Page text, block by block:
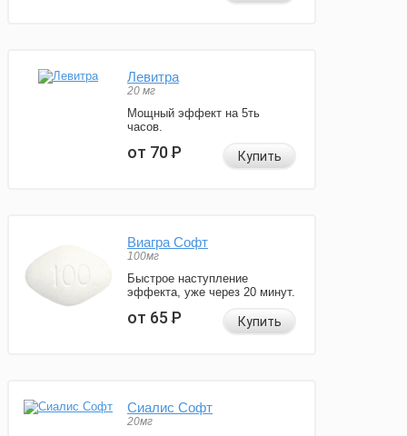
Левитра
20 мг
Мощный эффект на 5ть
часов.
от 70Р Купить
Виагра Софт
100мг
Быстрое наступление
эффекта, уже через 20 минут.
от 65Р Купить
Сиалис Софт
20мг